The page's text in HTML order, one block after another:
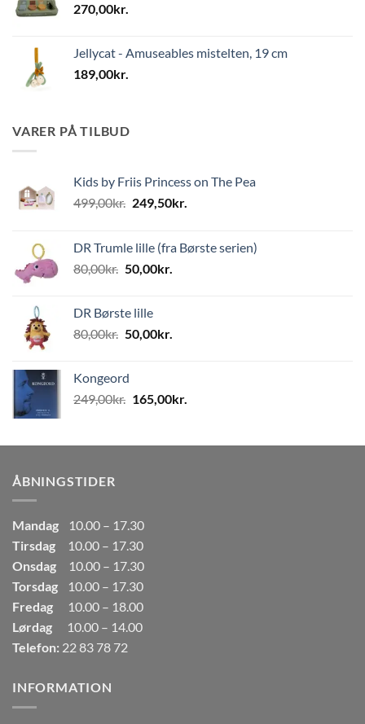
270,00kr.
Jellycat - Amuseables mistelten, 19 cm
189,00kr.
VARER PÅ TILBUD
Kids by Friis Princess on The Pea
499,00kr. Den
var:
499,00kr..
249,50kr.
er:
DR Trumle lille (fra Børste serien)
80,00kr. Den
var:
80,00kr..
50,00kr.
50,00kr..
DR Børste lille
80,00kr. Den
var:
80,00kr..
50,00kr.
50,00kr..
Kongeord
249,00kr. Den
var:
165,00kr.
er:
ÅBNINGSTIDER
Mandag
10.00 – 17.30
Tirsdag
10.00 – 17.30
Onsdag
10.00 – 17.30
Torsdag
10.00 – 17.30
Fredag
10.00 – 18.00
Lørdag
10.00 – 14.00
Telefon: 22 83 78 72
INFORMATION